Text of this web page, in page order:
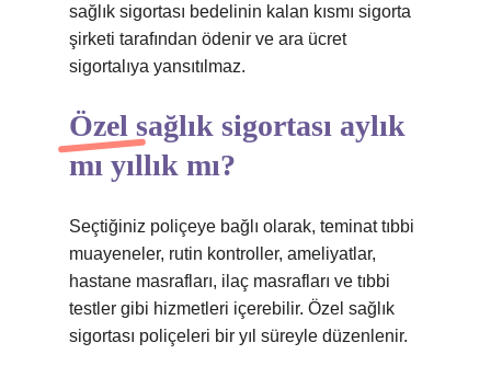
sağlık sigortası bedelinin kalan kısmı sigorta
şirketi tarafından ödenir ve ara ücret
sigortalıya yansıtılmaz.
Özel sağlık sigortası aylık
mı yıllık mı?
Seçtiğiniz poliçeye bağlı olarak, teminat tıbbi
muayeneler, rutin kontroller, ameliyatlar,
hastane masrafları, ilaç masrafları ve tıbbi
testler gibi hizmetleri içerebilir. Özel sağlık
sigortası poliçeleri bir yıl süreyle düzenlenir.